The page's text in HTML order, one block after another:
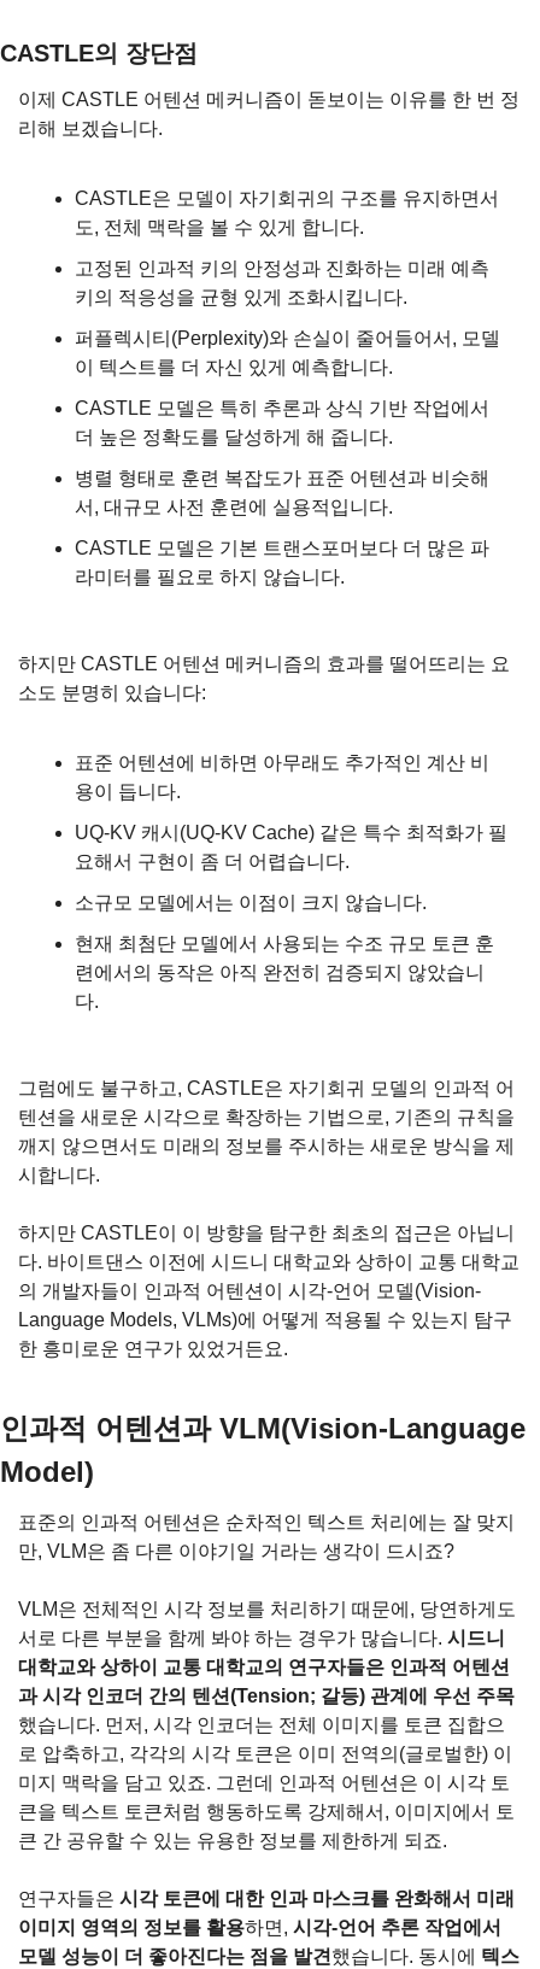
CASTLE의 장단점
이제 CASTLE 어텐션 메커니즘이 돋보이는 이유를 한 번 정
리해 보겠습니다.
CASTLE은 모델이 자기회귀의 구조를 유지하면서
도, 전체 맥락을 볼 수 있게 합니다.
고정된 인과적 키의 안정성과 진화하는 미래 예측
키의 적응성을 균형 있게 조화시킵니다.
퍼플렉시티(Perplexity)와 손실이 줄어들어서, 모델
이 텍스트를 더 자신 있게 예측합니다.
CASTLE 모델은 특히 추론과 상식 기반 작업에서
더 높은 정확도를 달성하게 해 줍니다.
병렬 형태로 훈련 복잡도가 표준 어텐션과 비슷해
서, 대규모 사전 훈련에 실용적입니다.
CASTLE 모델은 기본 트랜스포머보다 더 많은 파
라미터를 필요로 하지 않습니다.
하지만 CASTLE 어텐션 메커니즘의 효과를 떨어뜨리는 요
소도 분명히 있습니다:
표준 어텐션에 비하면 아무래도 추가적인 계산 비
용이 듭니다.
UQ-KV 캐시(UQ-KV Cache) 같은 특수 최적화가 필
요해서 구현이 좀 더 어렵습니다.
소규모 모델에서는 이점이 크지 않습니다.
현재 최첨단 모델에서 사용되는 수조 규모 토큰 훈
련에서의 동작은 아직 완전히 검증되지 않았습니
다.
그럼에도 불구하고, CASTLE은 자기회귀 모델의 인과적 어
텐션을 새로운 시각으로 확장하는 기법으로, 기존의 규칙을
깨지 않으면서도 미래의 정보를 주시하는 새로운 방식을 제
시합니다.
하지만 CASTLE이 이 방향을 탐구한 최초의 접근은 아닙니
다. 바이트댄스 이전에 시드니 대학교와 상하이 교통 대학교
의 개발자들이 인과적 어텐션이 시각-언어 모델(Vision-
Language Models, VLMs)에 어떻게 적용될 수 있는지 탐구
한 흥미로운 연구가 있었거든요.
인과적 어텐션과 VLM(Vision-Language
Model)
표준의 인과적 어텐션은 순차적인 텍스트 처리에는 잘 맞지
만, VLM은 좀 다른 이야기일 거라는 생각이 드시죠?
VLM은 전체적인 시각 정보를 처리하기 때문에, 당연하게도
서로 다른 부분을 함께 봐야 하는 경우가 많습니다. 시드니
대학교와 상하이 교통 대학교의 연구자들은 인과적 어텐션
과 시각 인코더 간의 텐션(Tension; 갈등) 관계에 우선 주목
했습니다. 먼저, 시각 인코더는 전체 이미지를 토큰 집합으
로 압축하고, 각각의 시각 토큰은 이미 전역의(글로벌한) 이
미지 맥락을 담고 있죠. 그런데 인과적 어텐션은 이 시각 토
큰을 텍스트 토큰처럼 행동하도록 강제해서, 이미지에서 토
큰 간 공유할 수 있는 유용한 정보를 제한하게 되죠.
연구자들은 시각 토큰에 대한 인과 마스크를 완화해서 미래
이미지 영역의 정보를 활용하면, 시각-언어 추론 작업에서
모델 성능이 더 좋아진다는 점을 발견 했습니다. 동시에 텍스